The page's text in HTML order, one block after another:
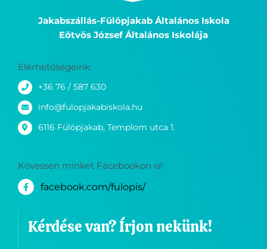
Jakabszállás-Fülöpjakab Általános Iskola
Eötvös József Általános Iskolája
Elérhetőségeink:
+36 76 / 587 630
info@fulopjakabiskola.hu
6116 Fülöpjakab, Templom utca 1.
Kövessen minket Facebookon is!
facebook.com/fulopis/
Kérdése van? Írjon nekünk!